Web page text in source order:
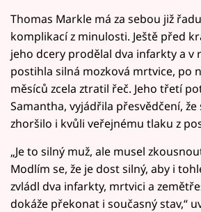
Thomas Markle má za sebou již
komplikací z minulosti. Ještě před
jeho dcery prodělal dva infarkty a v
postihla silná mozková mrtvice, po
měsíců zcela ztratil řeč. Jeho třetí
Samantha, vyjádřila přesvědčení, že
zhoršilo i kvůli veřejnému tlaku z
„Je to silný muž, ale musel
Modlím se, že je dost silný, aby i
zvládl dva infarkty, mrtvici a
dokáže překonat i současný stav,“